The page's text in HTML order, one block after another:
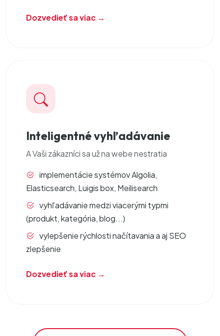
Dozvedieť sa viac →
Inteligentné vyhľadávanie
A Vaši zákazníci sa už na webenestratia
implementácie systémov Algolia,
Elasticsearch, Luigis box, Meilisearch
vyhľadávanie medzi viacerými typmi
(produkt, kategória, blog...)
vylepšenie rýchlosti načítavania a aj SEO
zlepšenie
Dozvedieť sa viac →